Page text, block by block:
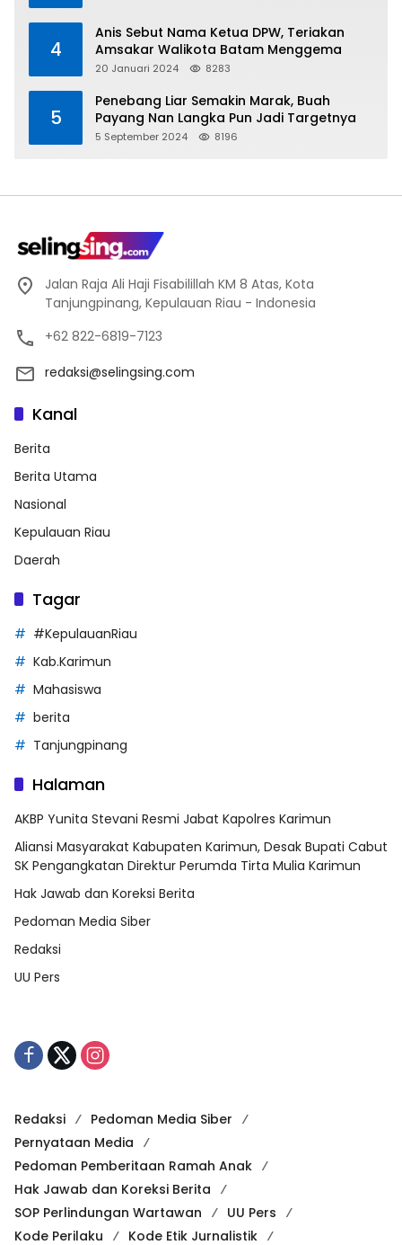
4
Anis Sebut Nama Ketua DPW, Teriakan
Amsakar Walikota Batam Menggema
20 Januari 2024 8283
5
Penebang Liar Semakin Marak, Buah
Payang Nan Langka Pun Jadi Targetnya
5 September 2024 8196
Jalan Raja Ali Haji Fisabilillah KM 8 Atas, Kota
Tanjungpinang, Kepulauan Riau - Indonesia
+62 822-6819-7123
redaksi@selingsing.com
Kanal
Berita
Berita Utama
Nasional
Kepulauan Riau
Daerah
Tagar
#KepulauanRiau
Kab.Karimun
Mahasiswa
berita
Tanjungpinang
Halaman
AKBP Yunita Stevani Resmi Jabat Kapolres Karimun
Aliansi Masyarakat Kabupaten Karimun, Desak Bupati Cabut
SK Pengangkatan Direktur Perumda Tirta Mulia Karimun
Hak Jawab dan Koreksi Berita
Pedoman Media Siber
Redaksi
UU Pers
Redaksi
Pedoman Media Siber
Pernyataan Media
Pedoman Pemberitaan Ramah Anak
Hak Jawab dan Koreksi Berita
SOP Perlindungan Wartawan
UU Pers
Kode Perilaku
Kode Etik Jurnalistik